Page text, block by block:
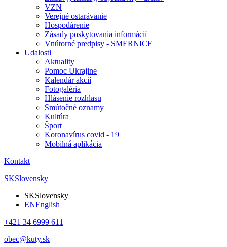
VZN
Verejné ostarávanie
Hospodárenie
Zásady poskytovania informácií
Vnútorné predpisy - SMERNICE
Udalosti
Aktuality
Pomoc Ukrajine
Kalendár akcií
Fotogaléria
Hlásenie rozhlasu
Smútočné oznamy
Kultúra
Šport
Koronavírus covid - 19
Mobilná aplikácia
Kontakt
SKSlovensky
SKSlovensky
ENEnglish
+421 34 6999 611
obec@kuty.sk